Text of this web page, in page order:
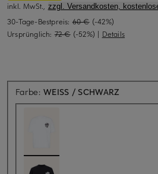
inkl. MwSt., zzgl. Versandkosten,
30-Tage-Bestpreis: 60 € (-42%)
Ursprünglich: 72 € (-52%) | Details
Farbe:WEISS / SCHWARZ